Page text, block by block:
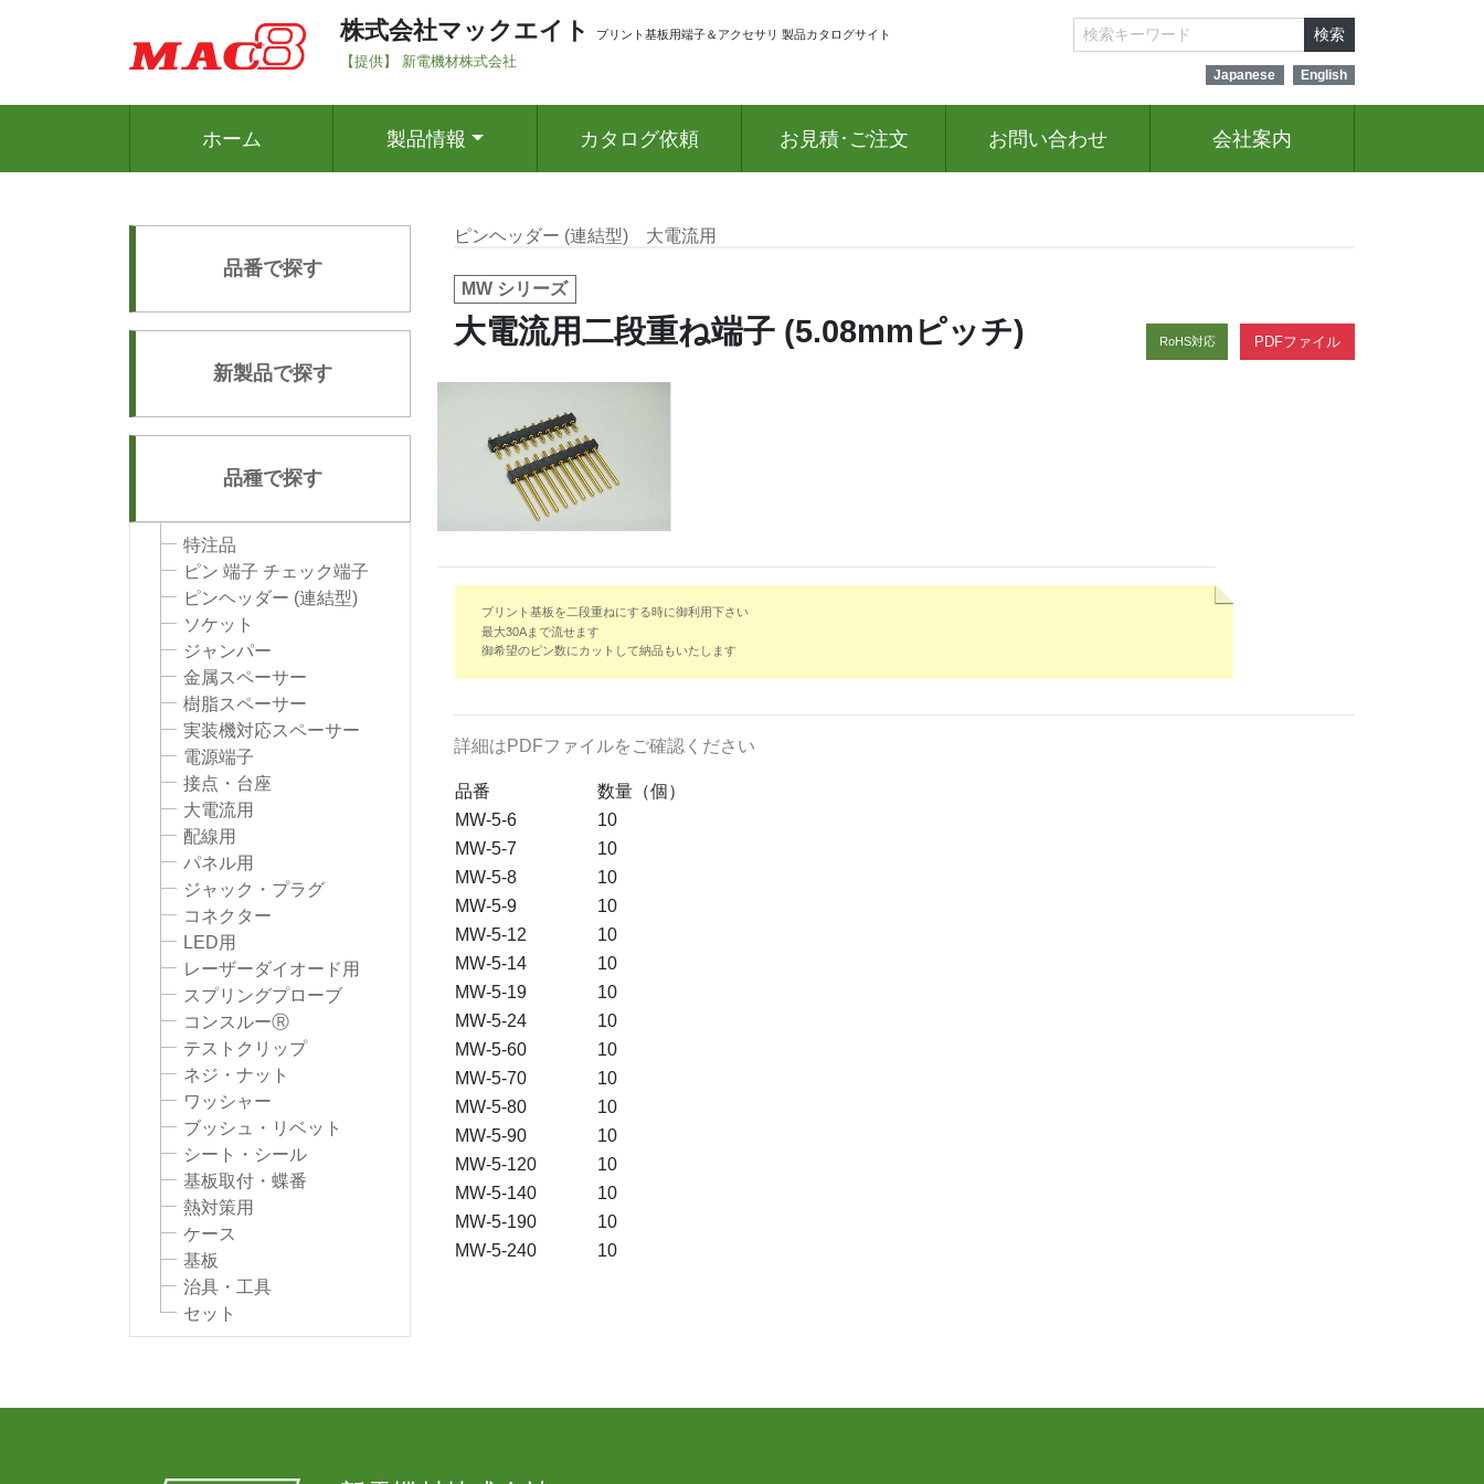
株式会社マックエイト プリント基板用端子＆アクセサリ 製品カタログサイト
【提供】 新電機材株式会社
検索
Japanese English
ホーム 製品情報 カタログ依頼 お見積･ご注文 お問い合わせ 会社案内
品番で探す
新製品で探す
品種で探す
特注品
ピン 端子 チェック端子
ピンヘッダー (連結型)
ソケット
ジャンパー
金属スペーサー
樹脂スペーサー
実装機対応スペーサー
電源端子
接点・台座
大電流用
配線用
パネル用
ジャック・プラグ
コネクター
LED用
レーザーダイオード用
スプリングプローブ
コンスルーⓇ
テストクリップ
ネジ・ナット
ワッシャー
ブッシュ・リベット
シート・シール
基板取付・蝶番
熱対策用
ケース
基板
治具・工具
セット
ピンヘッダー (連結型) 大電流用
MW シリーズ
大電流用二段重ね端子 (5.08mmピッチ) PDFファイル
RoHS対応
プリント基板を二段重ねにする時に御利用下さい
最大30Aまで流せます
御希望のピン数にカットして納品もいたします
詳細はPDFファイルをご確認ください
品番
数量（個）
MW-5-6
10
MW-5-7
10
MW-5-8
10
MW-5-9
10
MW-5-12
10
MW-5-14
10
MW-5-19
10
MW-5-24
10
MW-5-60
10
MW-5-70
10
MW-5-80
10
MW-5-90
10
MW-5-120
10
MW-5-140
10
MW-5-190
10
MW-5-240
10